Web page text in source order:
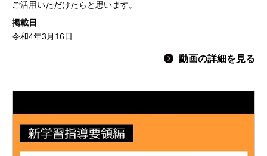
ご活用いただけたらと思います。
掲載日
令和4年3月16日
動画の詳細を見る